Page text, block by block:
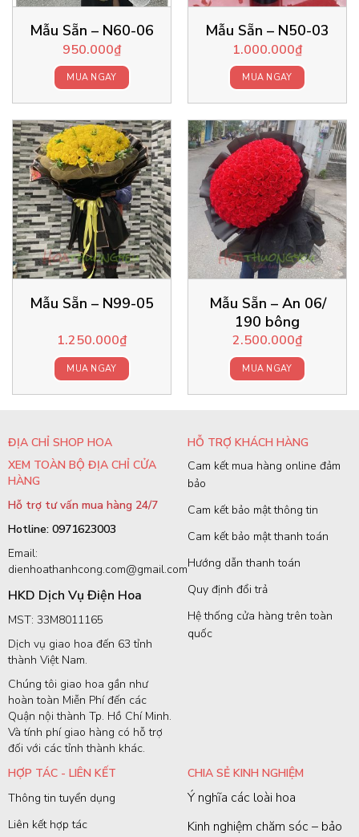
Mẫu Sẵn – N60-06
950.000₫
MUA NGAY
Mẫu Sẵn – N50-03
1.000.000₫
MUA NGAY
Mẫu Sẵn – N99-05
1.250.000₫
MUA NGAY
Mẫu Sẵn – An 06/
190 bông
2.500.000₫
MUA NGAY
ĐỊA CHỈ SHOP HOA
XEM TOÀN BỘ ĐỊA CHỈ CỬA
HÀNG
Hỗ trợ tư vấn mua hàng 24/7
Hotline: 0971623003
Email:
dienhoathanhcong.com@gmail.com
HKD Dịch Vụ Điện Hoa
MST: 33M8011165
Dịch vụ giao hoa đến 63 tỉnh
thành Việt Nam.
Chúng tôi giao hoa gần như
hoàn toàn Miễn Phí đến các
Quận nội thành Tp. Hồ Chí Minh.
Và tính phí giao hàng có hỗ trợ
đối với các tỉnh thành khác.
HỖ TRỢ KHÁCH HÀNG
Cam kết mua hàng online đảm
bảo
Cam kết bảo mật thông tin
Cam kết bảo mật thanh toán
Hướng dẫn thanh toán
Quy định đổi trả
Hệ thống cửa hàng trên toàn
quốc
HỢP TÁC - LIÊN KẾT
Thông tin tuyển dụng
Liên kết hợp tác
CHIA SẺ KINH NGHIỆM
Ý nghĩa các loài hoa
Kinh nghiệm chăm sóc – bảo